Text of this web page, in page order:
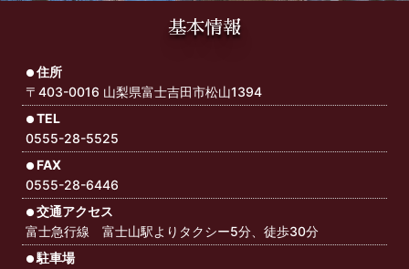
基本情報
住所
〒403-0016 山梨県富士吉田市松山1394
TEL
0555-28-5525
FAX
0555-28-6446
交通アクセス
富士急行線 富士山駅よりタクシー5分、徒歩30分
駐車場